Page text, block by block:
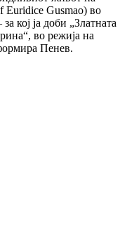
Euridice Gusmao) во
кој ја доби „Златната
во режија на
Пенев.